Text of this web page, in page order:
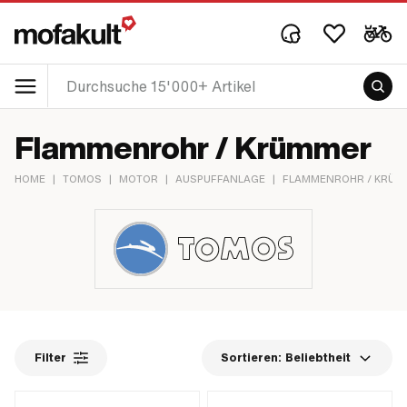
Flammenrohr / Krümmer
HOME | TOMOS | MOTOR | AUSPUFFANLAGE | FLAMMENROHR /
Filter Sortieren: Beliebtheit